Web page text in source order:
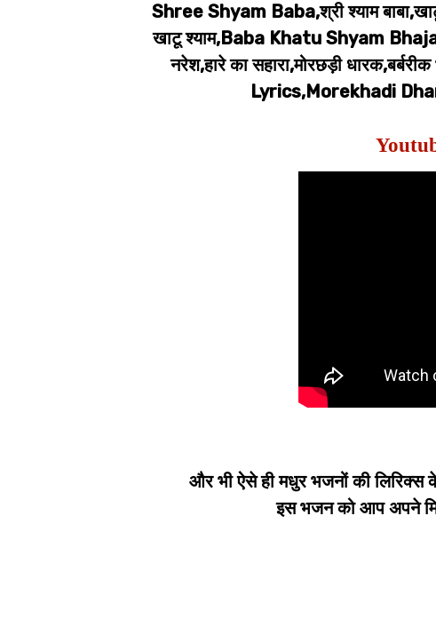
Shree Shyam Baba,श्री श्याम
खाटू श्याम,Baba Khatu Shyam
नरेश,हारे का सहारा,मोरछड़ी
Lyrics,Morekhadi
और भी ऐसे ही मधुर भजनों की लिरिक्स
इस भजन को आप अपने